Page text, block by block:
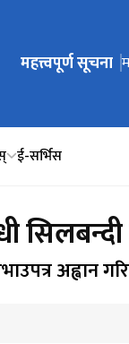
मुख्य नेभिगेसनमा जानुहोस्
महत्त्वपूर्ण सूचना
ई‍-सर्भिस
अह्वान